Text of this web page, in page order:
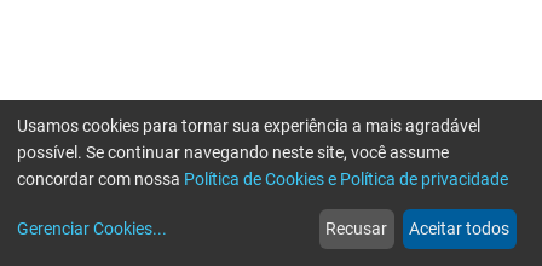
web
Notícias
more_horiz
Mais
Usamos cookies para tornar sua experiência a mais agradável
possível. Se continuar navegando neste site, você assume
concordar com nossa Política de Cookies e Política de privacidade
Gerenciar Cookies... Recusar Aceitar todos
Erro ao enviar informações, por favor tente novamente